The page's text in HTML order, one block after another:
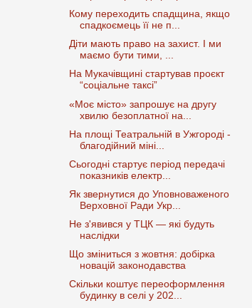
Кому переходить спадщина, якщо
спадкоємець її не п...
Діти мають право на захист. І ми
маємо бути тими, ...
На Мукачівщині стартував проєкт
“соціальне таксі”
«Моє місто» запрошує на другу
хвилю безоплатної на...
На площі Театральній в Ужгороді -
благодійний міні...
Сьогодні стартує період передачі
показників електр...
Як звернутися до Уповноваженого
Верховної Ради Укр...
Не з'явився у ТЦК — які будуть
наслідки
Що зміниться з жовтня: добірка
новацій законодавства
Скільки коштує переоформлення
будинку в селі у 202...